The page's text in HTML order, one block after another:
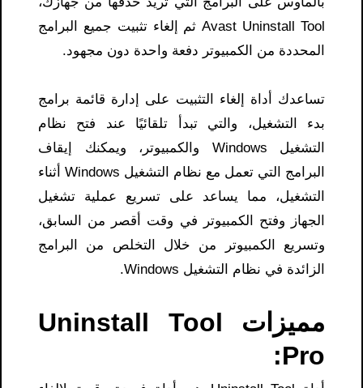
Avast Uninstall Tool ثم إلغاء تثبيت جميع البرامج
المحددة من الكمبيوتر دفعة واحدة دون مجهود.
تساعدك أداة إلغاء التثبيت على إدارة قائمة برامج
بدء التشغيل، والتي تبدأ تلقائيًا عند فتح نظام
التشغيل Windows والكمبيوتر، ويمكنك إيقاف
البرامج التي تعمل مع نظام التشغيل Windows أثناء
التشغيل، مما يساعد على تسريع عملية تشغيل
الجهاز وفتح الكمبيوتر في وقت أقصر من السابق،
وتسريع الكمبيوتر من خلال التخلص من البرامج
الزائدة في نظام التشغيل Windows.
مميزات Uninstall Tool
Pro: